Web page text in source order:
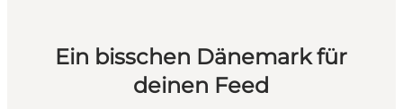
Ein bisschen Dänemark für
deinen Feed